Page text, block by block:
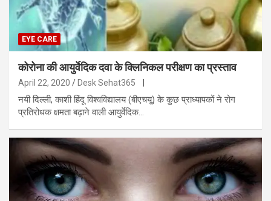
EYE CARE
कोरोना की आयुर्वेदिक दवा के क्लिनिकल परीक्षण का प्रस्ताव
April 22, 2020 Desk Sehat365
नयी दिल्ली, काशी हिंदू विश्वविद्यालय (बीएचयू) के कुछ प्राध्यापकों ने रोग
प्रतिरोधक क्षमता बढ़ाने वाली आयुर्वेदिक…